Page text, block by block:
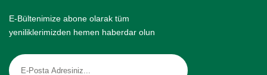
E-Bültenimize abone olarak tüm
yeniliklerimizden hemen haberdar olun